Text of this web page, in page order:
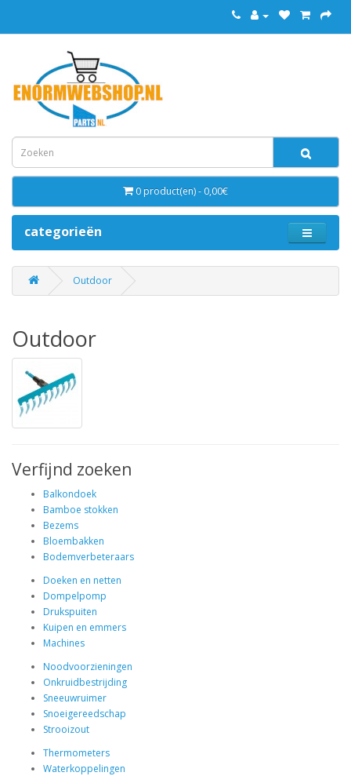
0 product(en) - 0,00€
categorieën
Outdoor
Outdoor
Verfijnd zoeken
Balkondoek
Bamboe stokken
Bezems
Bloembakken
Bodemverbeteraars
Doeken en netten
Dompelpomp
Drukspuiten
Kuipen en emmers
Machines
Noodvoorzieningen
Onkruidbestrijding
Sneeuwruimer
Snoeigereedschap
Strooizout
Thermometers
Waterkoppelingen